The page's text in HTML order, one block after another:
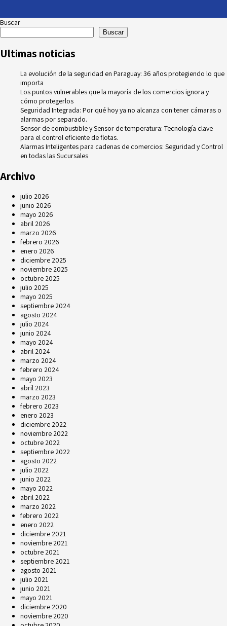
Buscar
Buscar
Ultimas noticias
La evolución de la seguridad en Paraguay: 36 años protegiendo lo que
importa
Los puntos vulnerables que la mayoría de los comercios ignora y
cómo protegerlos
Seguridad Integrada: Por qué hoy ya no alcanza con tener cámaras o
alarmas por separado.
Sensor de combustible y Sensor de temperatura: Tecnología clave
para el control eficiente de flotas.
Alarmas Inteligentes para cadenas de comercios: Seguridad y Control
en todas las Sucursales
Archivo
julio 2026
junio 2026
mayo 2026
abril 2026
marzo 2026
febrero 2026
enero 2026
diciembre 2025
noviembre 2025
octubre 2025
julio 2025
mayo 2025
septiembre 2024
agosto 2024
julio 2024
junio 2024
mayo 2024
abril 2024
marzo 2024
febrero 2024
mayo 2023
abril 2023
marzo 2023
febrero 2023
enero 2023
diciembre 2022
noviembre 2022
octubre 2022
septiembre 2022
agosto 2022
julio 2022
junio 2022
mayo 2022
abril 2022
marzo 2022
febrero 2022
enero 2022
diciembre 2021
noviembre 2021
octubre 2021
septiembre 2021
agosto 2021
julio 2021
junio 2021
mayo 2021
diciembre 2020
noviembre 2020